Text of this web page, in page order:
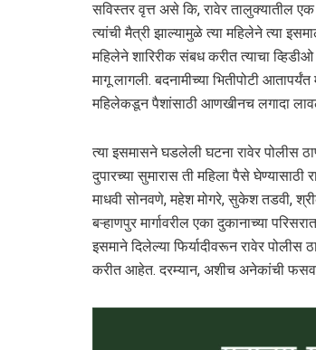
सविस्तर वृत्त असे कि, रावेर तालुक्यातील
त्यांची मैत्री झाल्यामुळे त्या महिलेने त्या
महिलेने शारिरीक संबध करीत त्याचा
मागू लागली. बदनामीच्या भितीपोटी
महिलेकडून पैशांसाठी आणखीनच लगादा
त्या इसमासने घडलेली घटना रावेर पोलीस
दुपारच्या सुमारास ती महिला पैसे
माधवी सोनवणे, महेश मोगरे, सुकेश तडवी,
बऱ्हाणपुर मार्गावरील एका दुकानाच्या
इसमाने दिलेल्या फिर्यादीवरून रावेर
करीत आहेत. दरम्यान, अशीच अनेकांची